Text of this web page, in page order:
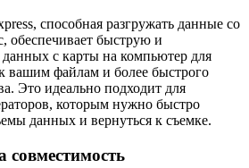
способная разгружать данные со
обеспечивает быструю и
с карты на компьютер для
вашим файлам и более быстрого
Это идеально подходит для
которым нужно быстро
данных и вернуться к съемке.
совместимость